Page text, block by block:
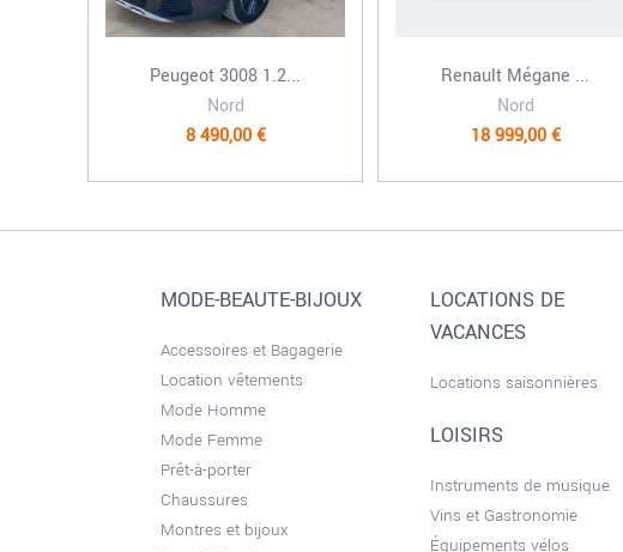
Peugeot 3008 1.2...
Nord
8 490,00 €
Renault Mégane ...
Nord
18 999,00 €
MODE-BEAUTE-BIJOUX
Accessoires et Bagagerie
Location vêtements
Mode Homme
Mode Femme
Prêt-à-porter
Chaussures
Montres et bijoux
LOCATIONS DE
VACANCES
Locations saisonnières
LOISIRS
Instruments de musique
Vins et Gastronomie
Équipements vélos